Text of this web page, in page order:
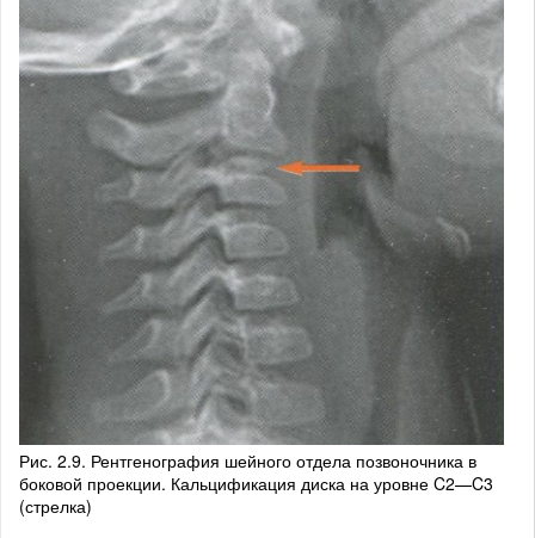
Рис. 2.9. Рентгенография шейного отдела позвоночника в
боковой проекции. Кальцификация диска на уровне C2—C3
(стрелка)